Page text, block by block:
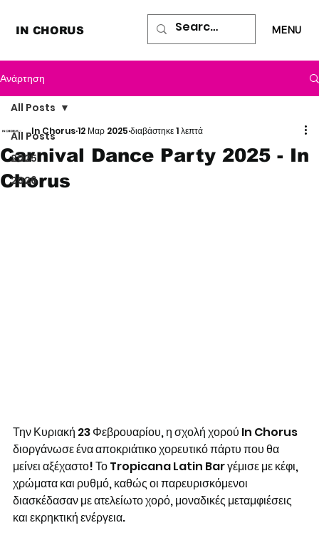
IN CHORUS MENU
Ανάρτηση
All Posts
2025
2026
All Posts
Carnival Dance Party 2025 - In
Chorus
In Chorus12 Μαρ 2025 διαβάστηκε 1 λεπτά
Την Κυριακή 23 Φεβρουαρίου, η σχολή χορού In Chorus
διοργάνωσε ένα αποκριάτικο χορευτικό πάρτυ που θα
μείνει αξέχαστο! Το Tropicana Latin Bar γέμισε με κέφι,
χρώματα και ρυθμό, καθώς οι παρευρισκόμενοι
διασκέδασαν με ατελείωτο χορό, μοναδικές μεταμφιέσεις
και εκρηκτική ενέργεια.